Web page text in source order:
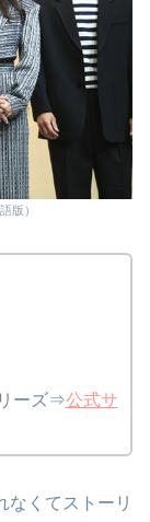
版）
ーズ⇒公式サ
くてストーリ